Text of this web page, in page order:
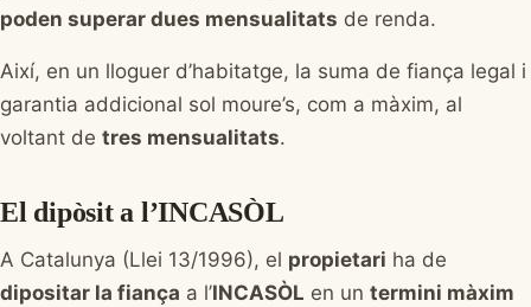
poden superar dues mensualitats de renda.
Així, en un lloguer d’habitatge, la suma de fiança legal i
garantia addicional sol moure’s, com a màxim, al
voltant de tres mensualitats.
El dipòsit a l’INCASÒL
A Catalunya (Llei 13/1996), el propietari ha de
dipositar la fiança a l’INCASÒL en un termini màxim